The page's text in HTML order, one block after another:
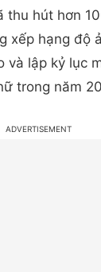
thu hút hơn
xếp hạng độ
và lập kỷ lục
trong năm